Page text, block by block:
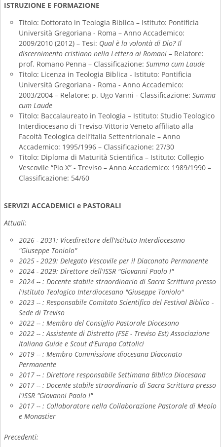
ISTRUZIONE E FORMAZIONE
Titolo: Dottorato in Teologia Biblica – Istituto: Pontificia
Università Gregoriana - Roma – Anno Accademico:
2009/2010 (2012) – Tesi: Qual è la volontà di Dio? Il
discernimento cristiano nella Lettera ai Romani – Relatore:
prof. Romano Penna – Classificazione: Summa cum Laude
Titolo: Licenza in Teologia Biblica - Istituto: Pontificia
Università Gregoriana - Roma - Anno Accademico:
2003/2004 – Relatore: p. Ugo Vanni - Classificazione: Summa
cum Laude
Titolo: Baccalaureato in Teologia – Istituto: Studio Teologico
Interdiocesano di Treviso-Vittorio Veneto affiliato alla
Facoltà Teologica dell’Italia Settentrionale – Anno
Accademico: 1995/1996 – Classificazione: 27/30
Titolo: Diploma di Maturità Scientifica – Istituto: Collegio
Vescovile “Pio X” - Treviso – Anno Accademico: 1989/1990 –
Classificazione: 54/60
SERVIZI ACCADEMICI e PASTORALI
Attuali:
2026 - 2031: Vicedirettore dell'Istituto Interdiocesano
"Giuseppe Toniolo"
2025 - 2029: Delegato Vescovile per il Diaconato Permanente
2024 - 2029: Direttore dell'ISSR "Giovanni Paolo I"
2024 -- : Docente stabile straordinario di Sacra Scrittura presso
l'Istituto Teologico Interdiocesano "Giuseppe Toniolo"
2023 -- : Responsabile Comitato Scientifico del Festival Biblico -
Sede di Treviso
2022 -- : Membro del Consiglio Pastorale Diocesano
2022 -- : Assistente di Distretto (FSE - Treviso Est) Associazione
Italiana Guide e Scout d'Europa Cattolici
2019 -- : Membro Commissione diocesana Diaconato
Permanente
2017 -- : Direttore responsabile Settimana Biblica Diocesana
2017 -- : Docente stabile straordinario di Sacra Scrittura presso
l'ISSR "Giovanni Paolo I"
2017 -- : Collaboratore nella Collaborazione Pastorale di Meolo
e Monastier
Precedenti: